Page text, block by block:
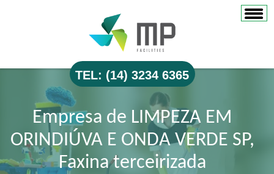
TEL: (14) 3234 6365
Empresa de LIMPEZA EM
ORINDIÚVA E ONDA VERDE SP,
Faxina terceirizada